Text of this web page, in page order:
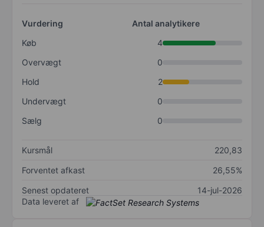
Vurdering
Antal analytikere
Køb
4
Overvægt
0
Hold
2
Undervægt
0
Sælg
0
Kursmål
220,83
Forventet afkast
26,55%
Senest opdateret
14-jul-2026
Data leveret af